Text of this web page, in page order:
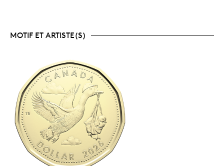
MOTIF ET ARTISTE(S)